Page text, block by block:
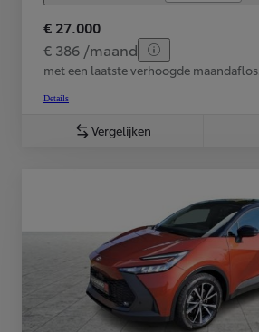
€ 27.000
€ 386 /maand
met een laatste verhoogde
Details
Vergelijken